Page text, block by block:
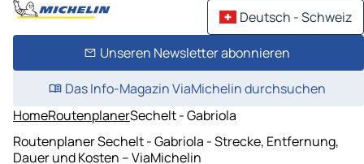
Deutsch - Schweiz
Unseren Newsletter abonnieren
Das Info-Magazin ViaMichelin durchsuchen
HomeRoutenplanerSechelt - Gabriola
Routenplaner Sechelt - Gabriola - Strecke, Entfernung,
Dauer und Kosten – ViaMichelin